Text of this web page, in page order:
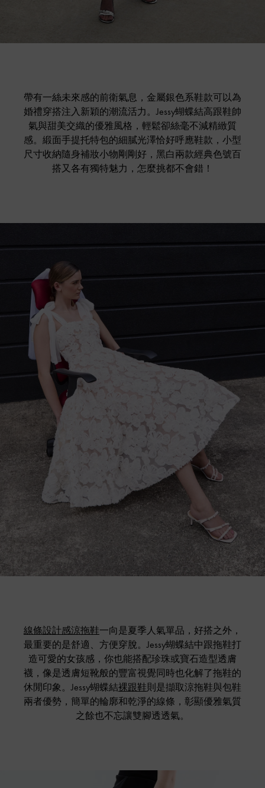
帶有一絲未來感的前衛氣息，金屬銀色系鞋款可以為
婚禮穿搭注入新穎的潮流活力。Jessy蝴蝶結高跟鞋帥
氣與甜美交織的優雅風格，輕鬆卻絲毫不減精緻質
感。緞面手提托特包的細膩光澤恰好呼應鞋款，小型
尺寸收納隨身補妝小物剛剛好，黑白兩款經典色號百
搭又各有獨特魅力，怎麼挑都不會錯！
線條設計感涼拖鞋一向是夏季人氣單品，好搭之外，
最重要的是舒適、方便穿脫。Jessy蝴蝶結中跟拖鞋打
造可愛的女孩感，你也能搭配珍珠或寶石造型透膚
襪，像是透膚短靴般的豐富視覺同時也化解了拖鞋的
休閒印象。Jessy蝴蝶結裸跟鞋則是擷取涼拖鞋與包鞋
兩者優勢，簡單的輪廓和乾淨的線條，彰顯優雅氣質
之餘也不忘讓雙腳透透氣。